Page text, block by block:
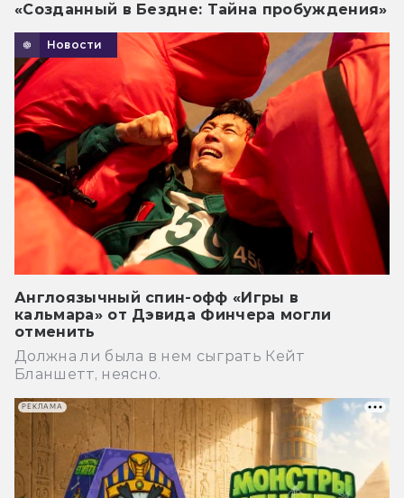
«Созданный в Бездне: Тайна пробуждения»
Новости
Англоязычный спин-офф «Игры в
кальмара» от Дэвида Финчера могли
отменить
Должна ли была в нем сыграть Кейт
Бланшетт, неясно.
РЕКЛАМА